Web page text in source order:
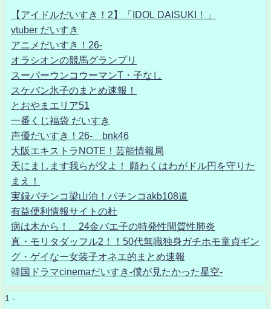
【アイドルだいすき！2】「IDOL DAISUKI！」
vtuber だいすき
アニメだいすき！26-
オラシオンの競馬グランプリ
スーパーウンコウーマンT・子なし
スケバン氷子のまとめ速報！
とおやまエリア51
一番くじ福袋 だいすき
声優だいすき！26- bnk46
大阪エキストラNOTE！芸能情報局
天にまします我らが父よ！ 願わくはわがドル円を守りた
まえ！
実録パチンコ梁山泊！パチンコakb108道
有益便利情報サイトの杜
病は木から！ 24金バエ子の特発性間質性肺炎
真・モリタダッフル2！！50代無職独身ガチホモ童貞ギン
グ・ゲイなー女装子オネエ的まとめ速報
韓国ドラマcinemaだいすき-僕が見たかった星空-
1 -